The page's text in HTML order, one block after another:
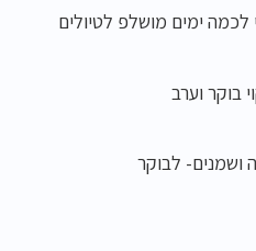
לכמה ימים מושלפ לטיולים
בוקר וערב
ושמנים- לבוקר